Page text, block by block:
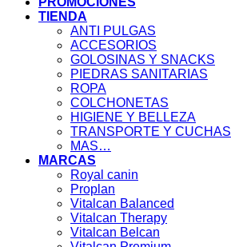
TIENDA
ANTI PULGAS
ACCESORIOS
GOLOSINAS Y SNACKS
PIEDRAS SANITARIAS
ROPA
COLCHONETAS
HIGIENE Y BELLEZA
TRANSPORTE Y CUCHAS
MAS…
MARCAS
Royal canin
Proplan
Vitalcan Balanced
Vitalcan Therapy
Vitalcan Belcan